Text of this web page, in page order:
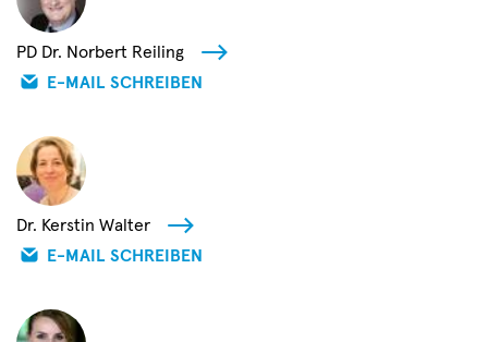
PD Dr. Norbert Reiling
E-MAIL SCHREIBEN
Dr. Kerstin Walter
E-MAIL SCHREIBEN